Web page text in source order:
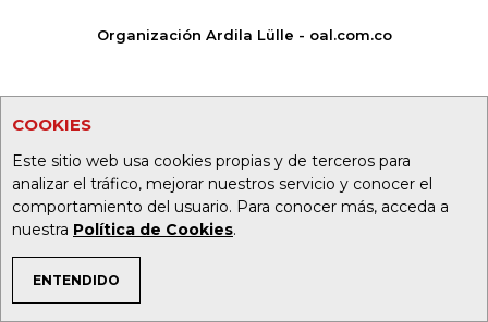
COOKIES
Este sitio web usa cookies propias y de terceros para
analizar el tráfico, mejorar nuestros servicio y conocer el
comportamiento del usuario. Para conocer más, acceda a
nuestra Política de Cookies.
ENTENDIDO
TEMAS DE INTERÉS
Organización Ardila Lülle - oal.com.co